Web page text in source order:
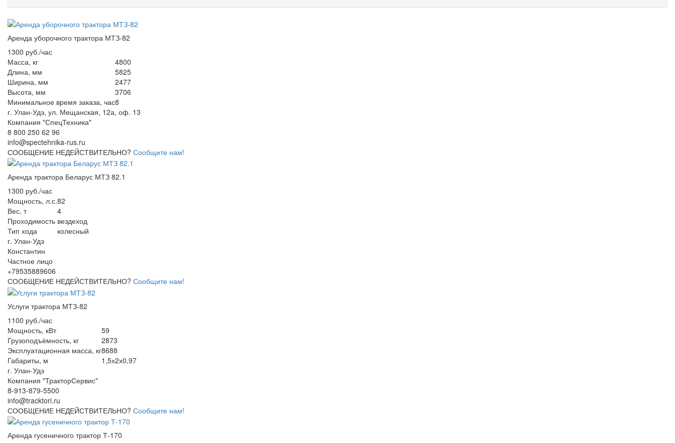
Аренда уборочного трактора МТЗ-82
1300 руб./час
Масса, кг
4800
Длина, мм
5825
Ширина, мм
2477
Высота, мм
3706
Минимальное время заказа, час8
г. Улан-Удэ, ул. Мещанская, 12а, оф. 13
Компания "СпецТехника"
8 800 250 62 96
info@spectehnika-rus.ru
СООБЩЕНИЕ НЕДЕЙСТВИТЕЛЬНО? Сообщите нам!
Аренда трактора Беларус МТЗ 82.1
1300 руб./час
Мощность, л.с.82
Вес, т
4
Проходимость вездеход
Тип хода
колесный
г. Улан-Удэ
Константин
Частное лицо
+79535889606
СООБЩЕНИЕ НЕДЕЙСТВИТЕЛЬНО? Сообщите нам!
Услуги трактора МТЗ-82
1100 руб./час
Мощность, кВт
59
Грузоподъёмность, кг
2873
Эксплуатационная масса, кг8688
Габариты, м
1,5х2х0,97
г. Улан-Удэ
Компания "ТракторСервис"
8-913-879-5500
info@tracktori.ru
СООБЩЕНИЕ НЕДЕЙСТВИТЕЛЬНО? Сообщите нам!
Аренда гусеничного трактор Т-170